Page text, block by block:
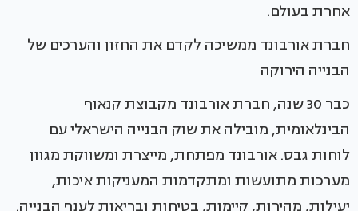
אחרת בעולם.
חברת אורבונד ממשיכה לקדם את החזון והערכים של
הבנייה הירוקה
כבר 30 שנה, חברת אורבונד מקבוצת קנאוף
הבינלאומית, מובילה את שוק הבנייה הישראלי עם
לוחות גבס. אורבונד מפתחת, מייצרת ומשווקת מגוון
מערכות מתועשות ומתקדמות המעניקות איכות,
יעילות, מהירות, קיימות, בטיחות ובריאות לענף הבנייה.